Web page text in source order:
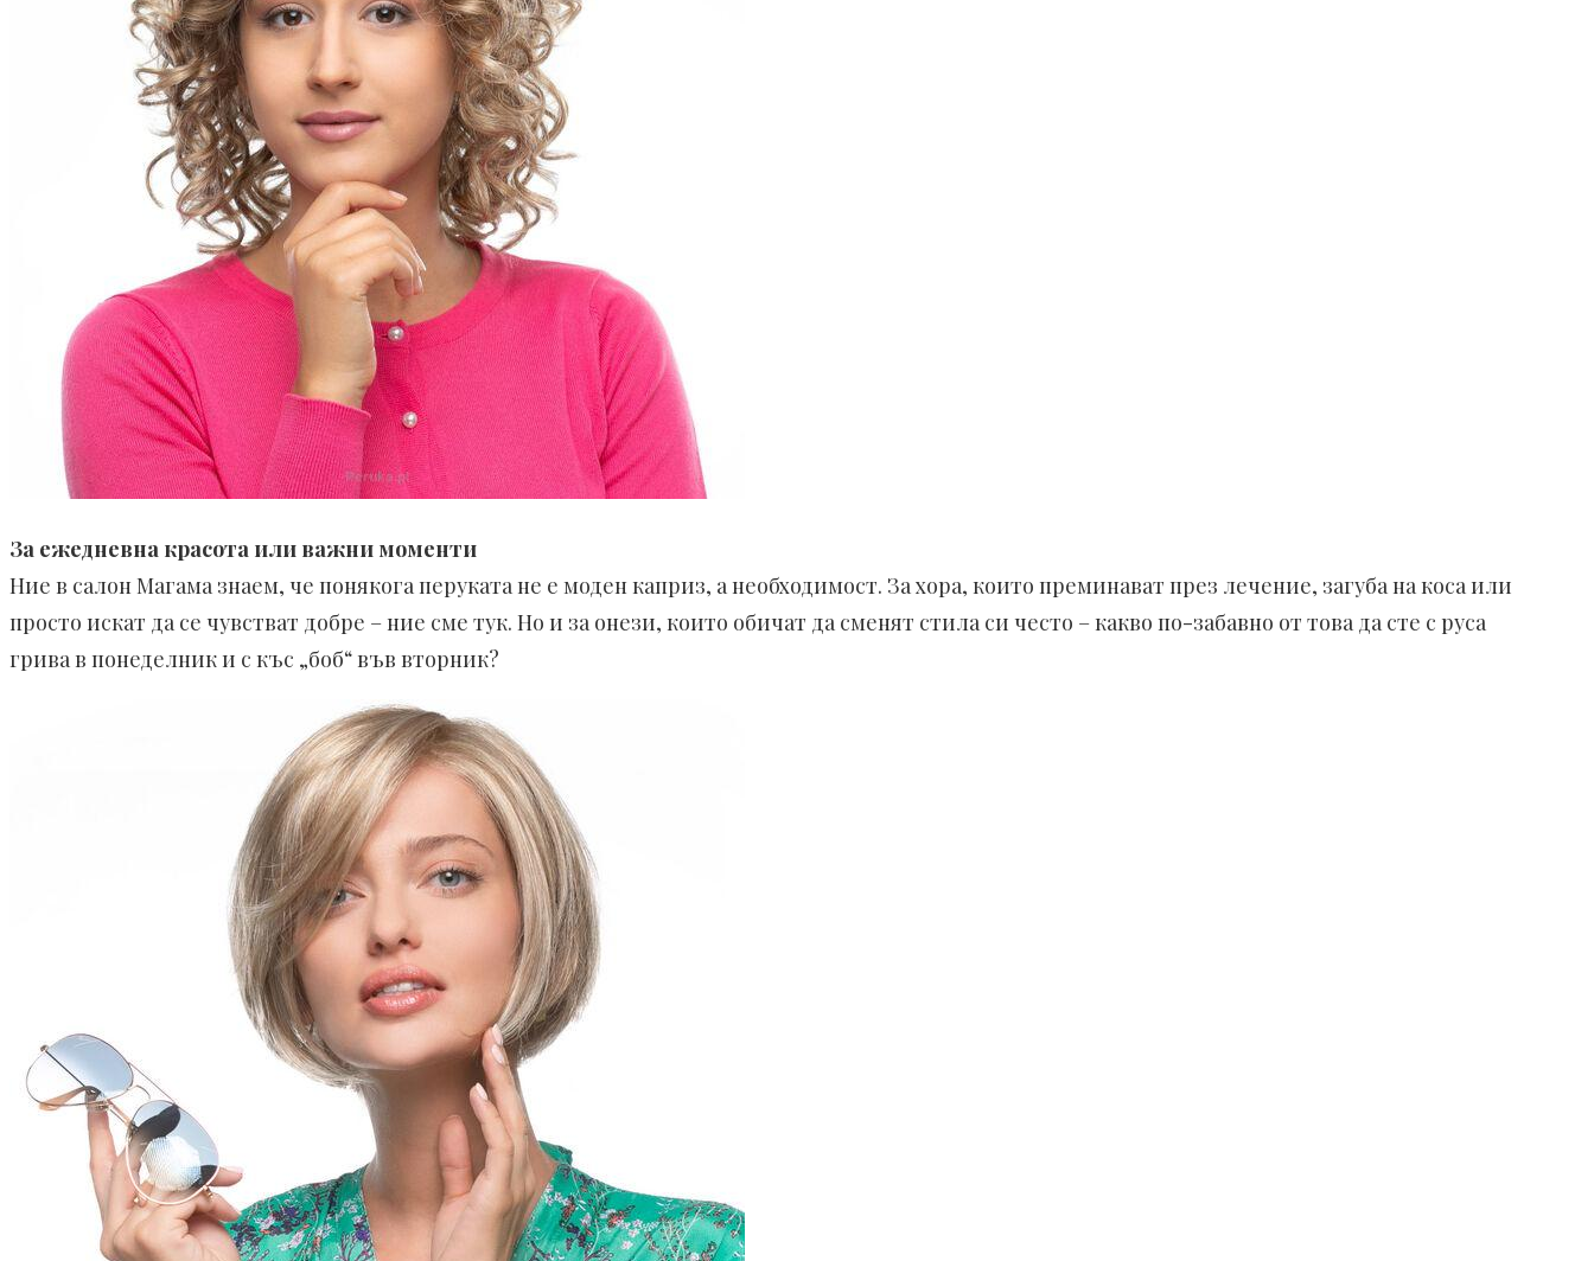
За ежедневна красота или важни моменти
Ние в салон Магама знаем, че понякога перуката не е моден каприз, а необходимост. За хора, които преминават през лечение, загуба на коса или
просто искат да се чувстват добре – ние сме тук. Но и за онези, които обичат да сменят стила си често – какво по-забавно от това да сте с руса
грива в понеделник и с къс „боб“ във вторник?